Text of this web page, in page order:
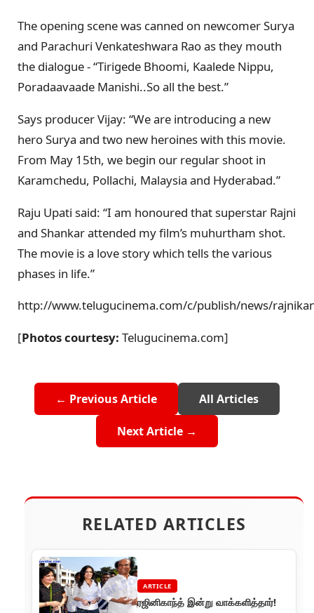
The opening scene was canned on newcomer Surya
and Parachuri Venkateshwara Rao as they mouth
the dialogue - “Tirigede Bhoomi, Kaalede Nippu,
Poradaavaade Manishi..So all the best.”
Says producer Vijay: “We are introducing a new
hero Surya and two new heroines with this movie.
From May 15th, we begin our regular shoot in
Karamchedu, Pollachi, Malaysia and Hyderabad.”
Raju Upati said: “I am honoured that superstar Rajni
and Shankar attended my film’s muhurtham shot.
The movie is a love story which tells the various
phases in life.”
http://www.telugucinema.com/c/publish/news/
[Photos courtesy: Telugucinema.com]
← Previous Article All Articles
Next Article →
RELATED ARTICLES
ARTICLE
ரஜினிகாந்த் இன்று வாக்களித்தார்!